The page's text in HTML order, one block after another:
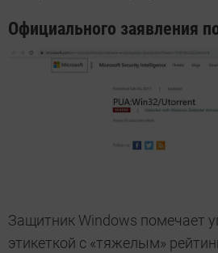
Официального заявления
Защитник Windows помечает
этикеткой с «тяжелым»